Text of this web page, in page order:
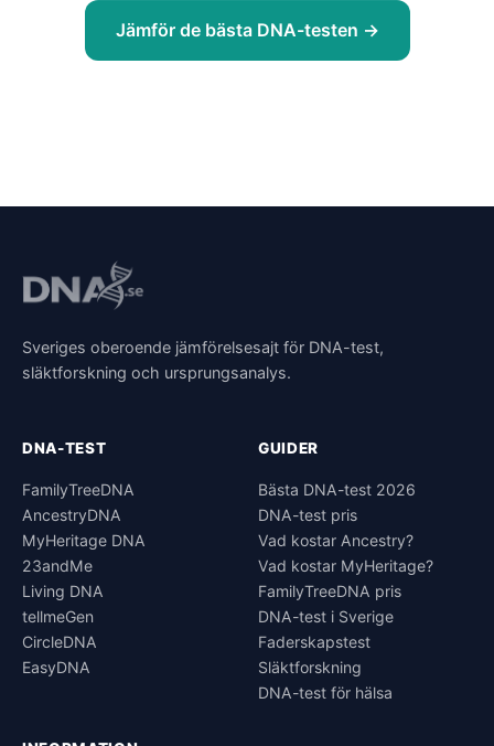
Jämför de bästa DNA-testen →
Sveriges oberoende jämförelsesajt för DNA-test,
släktforskning och ursprungsanalys.
DNA-TEST
FamilyTreeDNA
AncestryDNA
MyHeritage DNA
23andMe
Living DNA
tellmeGen
CircleDNA
EasyDNA
GUIDER
Bästa DNA-test 2026
DNA-test pris
Vad kostar Ancestry?
Vad kostar MyHeritage?
FamilyTreeDNA pris
DNA-test i Sverige
Faderskapstest
Släktforskning
DNA-test för hälsa